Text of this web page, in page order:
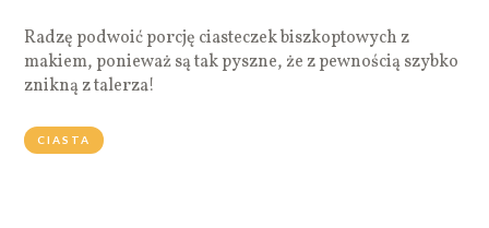
Radzę podwoić porcję ciasteczek biszkoptowych z
makiem, ponieważ są tak pyszne, że z pewnością szybko
znikną z talerza!
CIASTA